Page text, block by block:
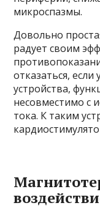
микроспазмы.
Довольно
радует своим
отказаться,
устройства,
несовместимо с
тока. К таким